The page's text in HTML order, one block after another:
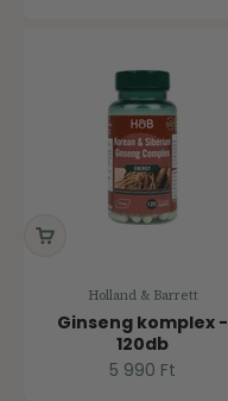
Holland & Barrett
Ginseng komplex -
120db
Ár
5 990 Ft